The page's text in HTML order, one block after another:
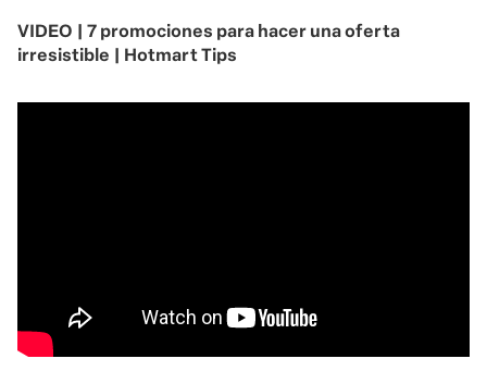
VIDEO | 7 promociones para hacer una oferta
irresistible | Hotmart Tips